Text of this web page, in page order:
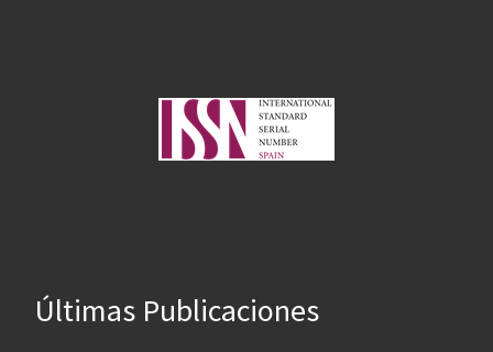
Últimas Publicaciones